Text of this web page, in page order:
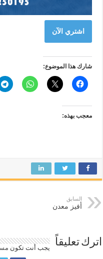
اشتري الآن
شارك هذا الموضوع:
معجب بهذه:
السابق
أفيز معدن
اترك تعليقاً يجب أنت تكون